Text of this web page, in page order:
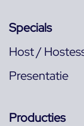
Specials
Host /
Presentatie
Producties